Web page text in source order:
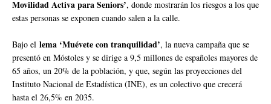
Movilidad Activa para Seniors’, donde mostrarán los riesgos a los que
estas personas se exponen cuando salen a la calle.
Bajo el lema ‘Muévete con tranquilidad’, la nueva campaña que se
presentó en Móstoles y se dirige a 9,5 millones de españoles mayores de
65 años, un 20% de la población, y que, según las proyecciones del
Instituto Nacional de Estadística (INE), es un colectivo que crecerá
hasta el 26,5% en 2035.